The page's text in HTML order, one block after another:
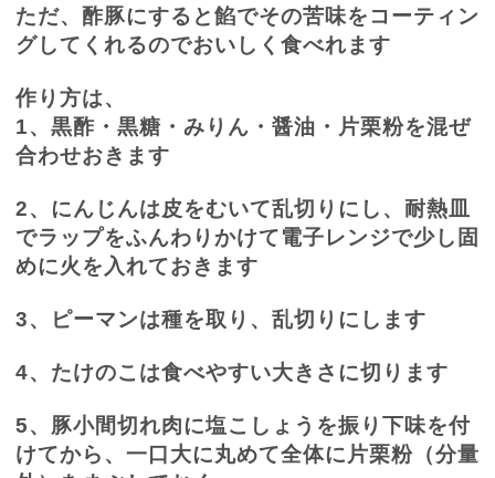
ただ、酢豚にすると餡でその苦味をコーティン
グしてくれるのでおいしく食べれます
作り方は、
1、黒酢・黒糖・みりん・醤油・片栗粉を混ぜ
合わせおきます
2、にんじんは皮をむいて乱切りにし、耐熱皿
でラップをふんわりかけて電子レンジで少し固
めに火を入れておきます
3、ピーマンは種を取り、乱切りにします
4、たけのこは食べやすい大きさに切ります
5、豚小間切れ肉に塩こしょうを振り下味を付
けてから、一口大に丸めて全体に片栗粉（分量